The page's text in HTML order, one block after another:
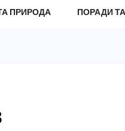
ПРИРОДА ПОРАДИ